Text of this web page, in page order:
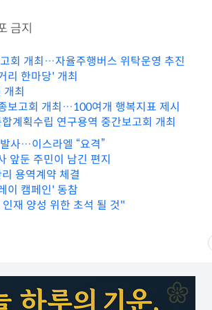
금지
회 개최…자율주행버스 위탁운영 추진
리 한마당' 개최
최
보고회 개최…100여개 행복지표 제시
계획수립 연구용역 중간보고회 개최
사…이스라엘 “요격”
둔 주민이 남긴 편지
용역계약 체결
이 캠페인' 동참
재 양성 위한 초석 될 것"